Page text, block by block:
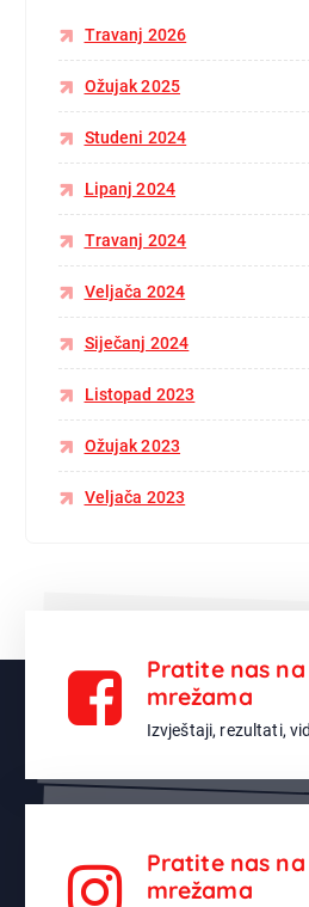
Travanj 2026
Ožujak 2025
Studeni 2024
Lipanj 2024
Travanj 2024
Veljača 2024
Siječanj 2024
Listopad 2023
Ožujak 2023
Veljača 2023
Pratite nas
mrežama
Izvještaji, rezultati,
Pratite nas
mrežama